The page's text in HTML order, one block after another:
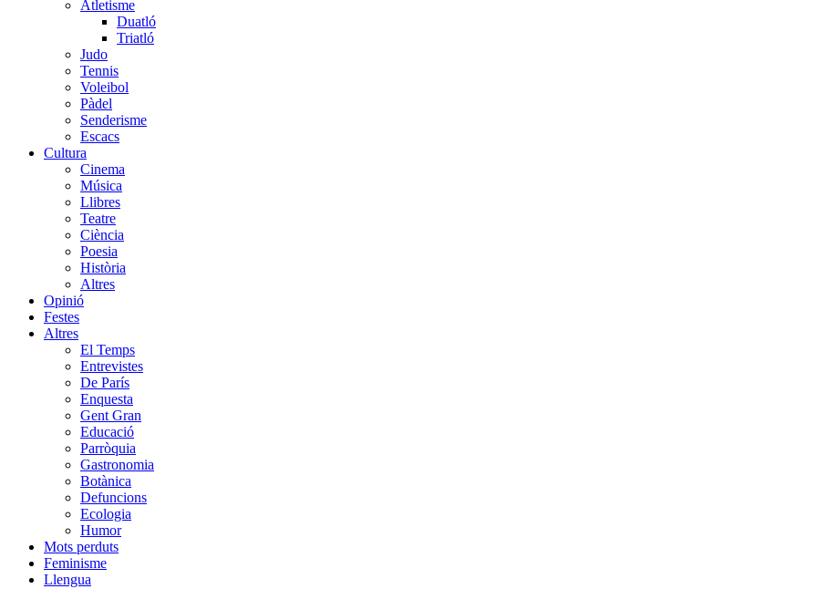
Atletisme
Duatló
Triatló
Judo
Tennis
Voleibol
Pàdel
Senderisme
Escacs
Cultura
Cinema
Música
Llibres
Teatre
Ciència
Poesia
Història
Altres
Opinió
Festes
Altres
El Temps
Entrevistes
De París
Enquesta
Gent Gran
Educació
Parròquia
Gastronomia
Botànica
Defuncions
Ecologia
Humor
Mots perduts
Feminisme
Llengua